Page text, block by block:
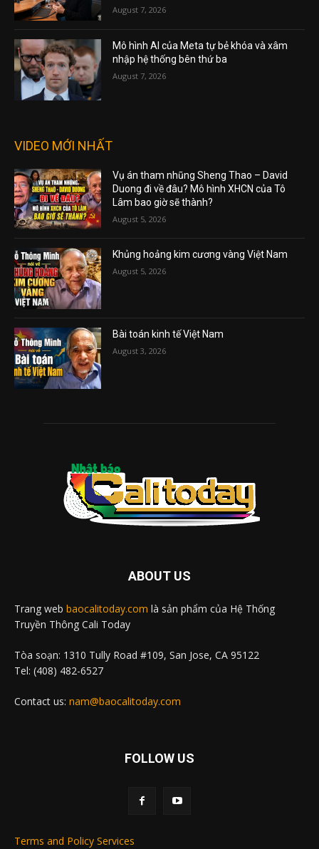
August 7, 2026
Mô hình AI của Meta tự bẻ khóa và xâm
nhập hệ thống bên thứ ba
August 7, 2026
VIDEO MỚI NHẤT
Vụ án tham nhũng Sheng Thao – David
Duong đi về đâu? Mô hình XHCN của Tô
Lâm bao giờ sẽ thành?
August 5, 2026
Khủng hoảng kim cương vàng Việt Nam
August 5, 2026
Bài toán kinh tế Việt Nam
August 3, 2026
ABOUT US
Trang web baocalitoday.com là sản phẩm của Hệ Thống
Truyền Thông Cali Today
Tòa soạn: 1310 Tully Road #109, San Jose, CA 95122
Tel: (408) 482-6527
Contact us: nam@baocalitoday.com
FOLLOW US
Terms and Policy Services